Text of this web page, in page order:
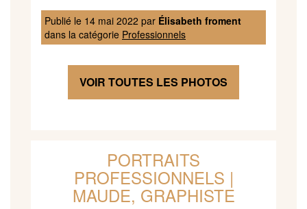
Publié le 14 mai 2022 par Élisabeth froment
dans la catégorie Professionnels
VOIR TOUTES LES PHOTOS
PORTRAITS
PROFESSIONNELS |
MAUDE, GRAPHISTE